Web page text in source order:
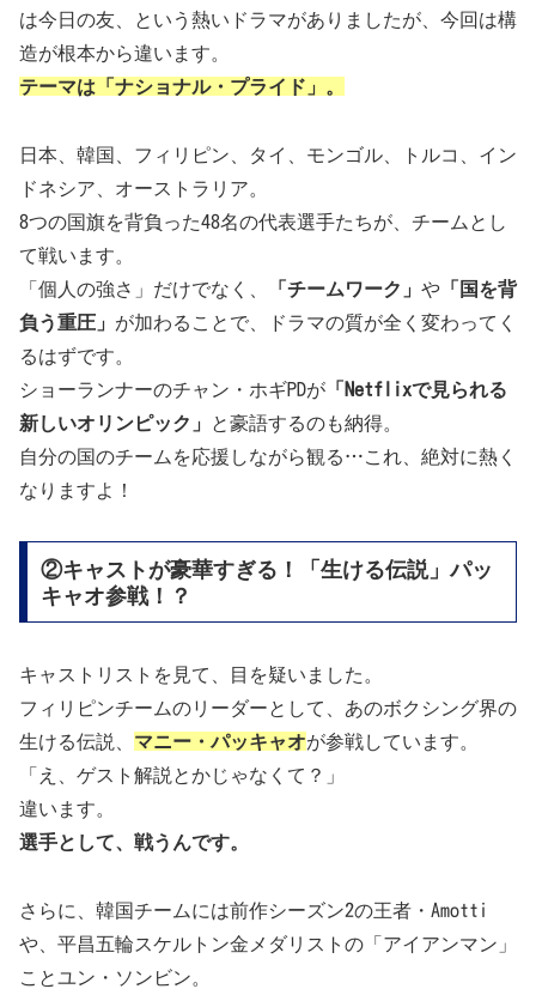
は今日の友、という熱いドラマがありましたが、今回は構
造が根本から違います。
テーマは「ナショナル・プライド」。
日本、韓国、フィリピン、タイ、モンゴル、トルコ、イン
ドネシア、オーストラリア。
8つの国旗を背負った48名の代表選手たちが、チームとし
て戦います。
「個人の強さ」だけでなく、
「チームワーク」 や 「国を背
負う重圧」 が加わることで、ドラマの質が全く変わってく
るはずです。
ショーランナーのチャン・ホギPDが 「Netflixで見られる
新しいオリンピック」
と豪語するのも納得。
自分の国のチームを応援しながら観る…これ、絶対に熱く
なりますよ！
②キャストが豪華すぎる！「生ける伝説」パッ
キャオ参戦！？
キャストリストを見て、目を疑いました。
フィリピンチームのリーダーとして、あのボクシング界の
生ける伝説、 マニー・パッキャオが参戦しています。
「え、ゲスト解説とかじゃなくて？」
違います。
選手として、戦うんです。
さらに、韓国チームには前作シーズン2の王者・Amotti
や、平昌五輪スケルトン金メダリストの「アイアンマン」
ことユン・ソンビン。